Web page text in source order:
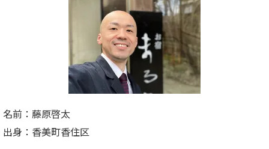
名前：藤原啓太
出身：香美町香住区